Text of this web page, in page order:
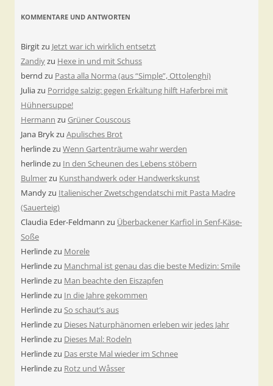
KOMMENTARE UND ANTWORTEN
Birgitzu Jetzt war ich wirklich entsetzt
Zandiyzu Hexe in und mit Schuss
bernd zu Pasta alla Norma (aus “Simple”, Ottolenghi)
Juliazu Porridge salzig: gegen Erkältung hilft Haferbrei mit
Hühnersuppe!
Hermann zu Grüner Couscous
Jana Brykzu Apulisches Brot
herlindezu Wenn Gartenträume wahr werden
herlindezu In den Scheunen des Lebens stöbern
Bulmerzu Kunsthandwerk oder Handwerkskunst
Mandyzu Italienischer Zwetschgendatschi mit Pasta Madre
(Sauerteig)
Claudia Eder-Feldmann zu Überbackener Karfiol in Senf-Käse-
Soße
Herlindezu Morele
Herlindezu Manchmal ist genau das die beste Medizin: Smile
Herlindezu Man beachte den Eiszapfen
Herlindezu In die Jahre gekommen
Herlindezu So schaut’s aus
Herlindezu Dieses Naturphänomen erleben wir jedes Jahr
Herlindezu Dieses Mal: Rodeln
Herlindezu Das erste Mal wieder im Schnee
Herlindezu Rotz und Wåsser